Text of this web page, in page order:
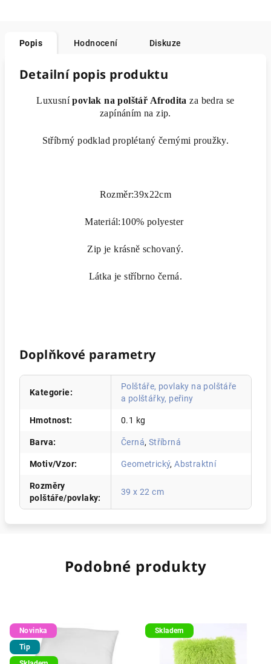
Popis Hodnocení Diskuze
Detailní popis produktu
Luxusnípovlak na polštář Afrodita za bedra se
zapínáním na zip.
Stříbrný podklad proplétaný černými proužky.
Rozměr:39x22cm
Materiál:100% polyester
Zip je krásně schovaný.
Látka je stříbrno černá.
Doplňkové parametry
Kategorie:
Polštáře, povlaky na polštáře
a polštářky, peřiny
Hmotnost: 0.1 kg
Barva: Černá, Stříbrná
Motiv/Vzor: Geometrický,Abstraktní
Rozměry
polštáře/povlaky:
39 x 22 cm
Podobné produkty
Novinka
Tip
Skladem